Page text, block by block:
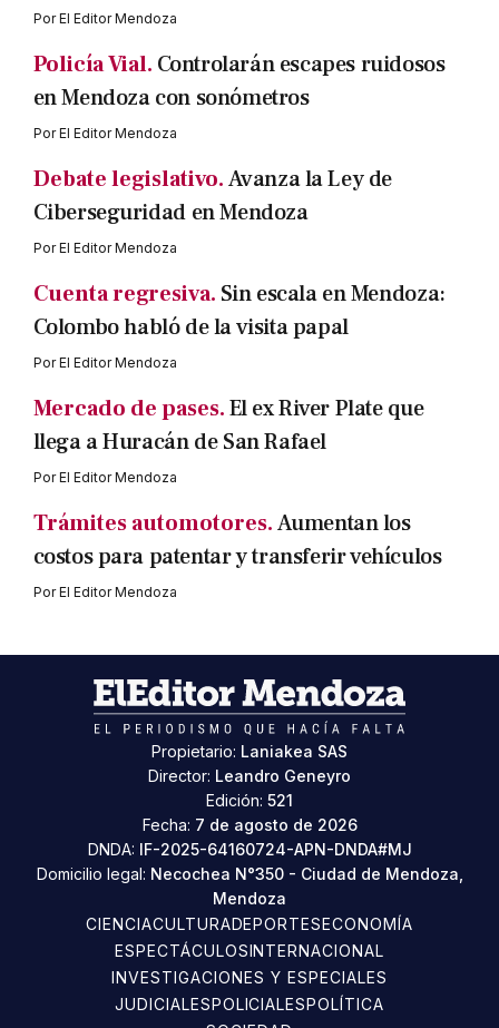
PorEl Editor Mendoza
Policía Vial. Controlarán escapes ruidosos
en Mendoza con sonómetros
PorEl Editor Mendoza
Debate legislativo.Avanza la Ley de
Ciberseguridad en Mendoza
PorEl Editor Mendoza
Cuenta regresiva. Sin escala en Mendoza:
Colombo habló de la visita papal
PorEl Editor Mendoza
Mercado de pases.El ex River Plate que
llega a Huracán de San Rafael
PorEl Editor Mendoza
Trámites automotores.Aumentan los
costos para patentar y transferir vehículos
PorEl Editor Mendoza
Propietario: Laniakea SAS
Director: Leandro Geneyro
Edición: 521
Fecha: 7 de agosto de 2026
DNDA: IF-2025-64160724-APN-DNDA#MJ
Domicilio legal: Necochea N°350 - Ciudad de Mendoza,
Mendoza
CIENCIACULTURADEPORTESECONOMÍA
ESPECTÁCULOSINTERNACIONAL
INVESTIGACIONES Y ESPECIALES
JUDICIALESPOLICIALESPOLÍTICA